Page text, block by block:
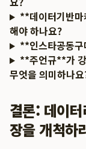
**데이터기반
해야 하나요?
**인스타공동
**주언규**가
무엇을 의미하나
결론: 데이
장을 개척하